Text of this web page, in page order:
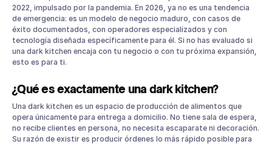
Reportes en tiempo real
Cómo Parrot te ayuda con tu dark kitchen
Preguntas frecuentes sobre dark kitchens en México
¿Necesito permisos especiales para operar una dark
kitchen en México?
¿Cuántos platillos debe tener el menú de una dark
kitchen?
¿Se puede operar más de un concepto de comida desde la
misma dark kitchen?
¿Cuánto tiempo tarda en ser rentable una dark kitchen?
2022, impulsado por la pandemia. En 2026, ya no es una tendencia
de emergencia: es un modelo de negocio maduro, con casos de
éxito documentados, con operadores especializados y con
tecnología diseñada específicamente para él. Si no has evaluado si
una dark kitchen encaja con tu negocio o con tu próxima expansión,
esto es para ti.
¿Qué es exactamente una dark kitchen?
Una dark kitchen es un espacio de producción de alimentos que
opera únicamente para entrega a domicilio. No tiene sala de espera,
no recibe clientes en persona, no necesita escaparate ni decoración.
Su razón de existir es producir órdenes lo más rápido posible para